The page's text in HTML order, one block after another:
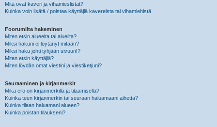
Mitä ovat kaveri ja vihamieslistat?
Kuinka voin lisätä / poistaa käyttäjiä kavereista tai vihamiehistä
Foorumilta hakeminen
Miten etsin alueelta tai alueilta?
Miksi hakuni ei löytänyt mitään?
Miksi haku johti tyhjään sivuun!?
Miten etsin käyttäjiä?
Miten löydän omat viestini ja viestiketjuni?
Seuraaminen ja kirjanmerkit
Mikä ero on kirjanmerkillä ja tilaamisella?
Kuinka teen kirjanmerkin tai seuraan haluamaani aihetta?
Kuinka tilaan haluamani alueen?
Kuinka poistan tilaukseni?